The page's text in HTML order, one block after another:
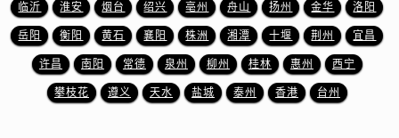
江西省新余市渝水区北湖西路宝珀售后服务中心（需提前预约）
江西省宜春市袁州区中山中路宝珀售后服务中心（需提前预约）
江西省鹰潭市月湖区胜利东路宝珀售后服务中心（需提前预约）
临沂 淮安 烟台 绍兴 亳州 舟山 扬州 金华 洛阳
岳阳 衡阳 黄石 襄阳 株洲 湘潭 十堰 荆州 宜昌
许昌 南阳 常德 泉州 柳州 桂林 惠州 西宁
攀枝花 遵义 天水 盐城 泰州 香港 台州